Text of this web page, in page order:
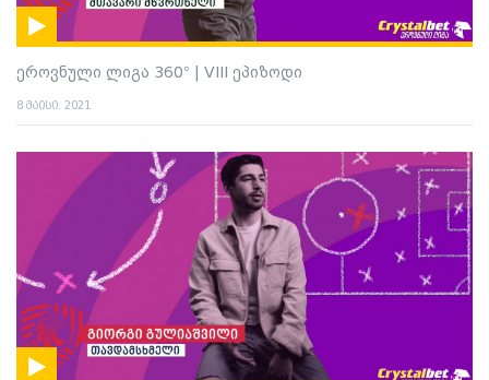
ეროვნული ლიგა 360° | VIII ეპიზოდი
8 მაისი. 2021